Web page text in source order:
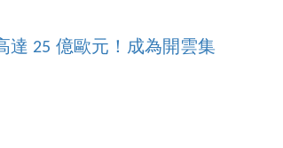
達 25 億歐元！成為開雲集